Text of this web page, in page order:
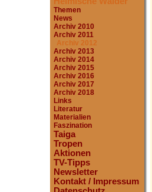
Themen
News
Archiv 2010
Archiv 2011
Archiv 2012
Archiv 2013
Archiv 2014
Archiv 2015
Archiv 2016
Archiv 2017
Archiv 2018
Links
Literatur
Materialien
Faszination
Taiga
Tropen
Aktionen
TV-Tipps
Newsletter
Kontakt / Impressum